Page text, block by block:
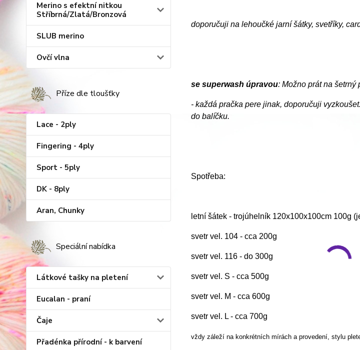
Merino s efektní nitkou
Stříbrná/Zlatá/Bronzová
SLUB merino
Ovčí vlna
Příze dle tloušťky
Lace - 2ply
Fingering - 4ply
Sport - 5ply
DK - 8ply
Aran, Chunky
Speciální nabídka
Látkové tašky na pletení
Eucalan - praní
Čaje
Přadénka přírodní - k barvení
doporučuji na lehoučké jarní šátky, svetříky,
se superwash úpravou: Možno prát na šetrný
- každá pračka pere jinak, doporučuji
do balíčku.
Spotřeba:
letní šátek - trojúhelník 120x100x100cm 100g
svetr vel. 104 - cca 200g
svetr vel. 116 - do 300g
svetr vel. S - cca 500g
svetr vel. M - cca 600g
svetr vel. L - cca 700g
vždy záleží na konkrétních mírách a provedení, stylu